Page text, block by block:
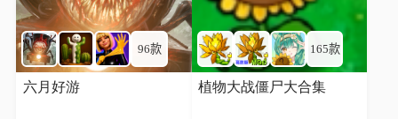
96款
六月好游
165款
植物大战僵尸大合集